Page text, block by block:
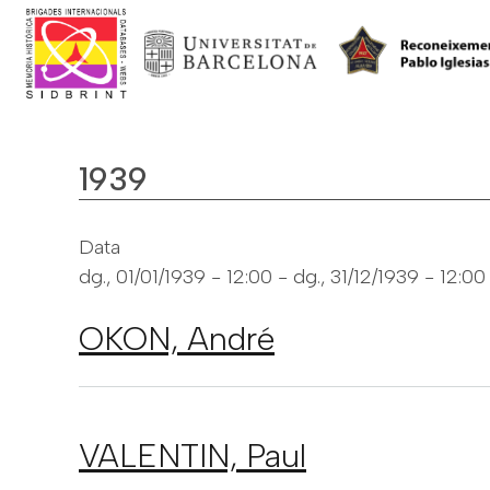
1939
Data
dg., 01/01/1939 - 12:00 - dg., 31/12/1939 - 12:00
OKON, André
VALENTIN, Paul